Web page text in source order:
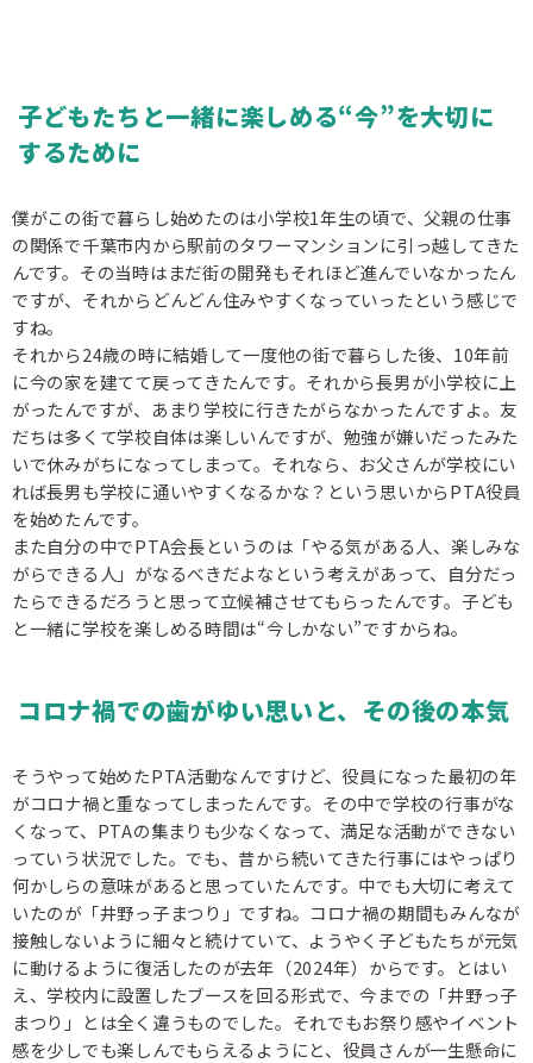
子どもたちと一緒に楽しめる“今”を大切に
するために
僕がこの街で暮らし始めたのは小学校1年生の頃で、父親の仕事
の関係で千葉市内から駅前のタワーマンションに引っ越してきた
んです。その当時はまだ街の開発もそれほど進んでいなかったん
ですが、それからどんどん住みやすくなっていったという感じで
すね。
それから24歳の時に結婚して一度他の街で暮らした後、10年前
に今の家を建てて戻ってきたんです。それから長男が小学校に上
がったんですが、あまり学校に行きたがらなかったんですよ。友
だちは多くて学校自体は楽しいんですが、勉強が嫌いだったみた
いで休みがちになってしまって。それなら、お父さんが学校にい
れば長男も学校に通いやすくなるかな？という思いからPTA役員
を始めたんです。
また自分の中でPTA会長というのは「やる気がある人、楽しみな
がらできる人」がなるべきだよなという考えがあって、自分だっ
たらできるだろうと思って立候補させてもらったんです。子ども
と一緒に学校を楽しめる時間は“今しかない”ですからね。
コロナ禍での歯がゆい思いと、その後の本気
そうやって始めたPTA活動なんですけど、役員になった最初の年
がコロナ禍と重なってしまったんです。その中で学校の行事がな
くなって、PTAの集まりも少なくなって、満足な活動ができない
っていう状況でした。でも、昔から続いてきた行事にはやっぱり
何かしらの意味があると思っていたんです。中でも大切に考えて
いたのが「井野っ子まつり」ですね。コロナ禍の期間もみんなが
接触しないように細々と続けていて、ようやく子どもたちが元気
に動けるように復活したのが去年（2024年）からです。とはい
え、学校内に設置したブースを回る形式で、今までの「井野っ子
まつり」とは全く違うものでした。それでもお祭り感やイベント
感を少しでも楽しんでもらえるようにと、役員さんが一生懸命に